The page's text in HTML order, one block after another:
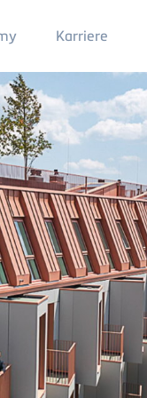
Main
Menu
2
Karriere